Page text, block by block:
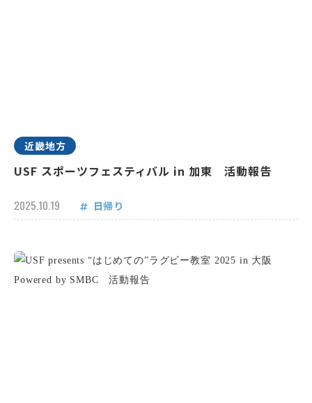
近畿地方
USF スポーツフェスティバル in 加東 活動報告
2025.10.19 日帰り